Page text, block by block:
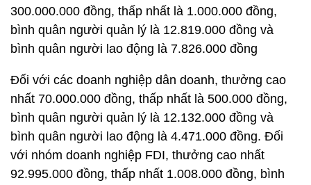
300.000.000 đồng, thấp nhất là 1.000.000 đồng,
bình quân người quản lý là 12.819.000 đồng và
bình quân người lao động là 7.826.000 đồng
Đối với các doanh nghiệp dân doanh, thưởng cao
nhất 70.000.000 đồng, thấp nhất là 500.000 đồng,
bình quân người quản lý là 12.132.000 đồng và
bình quân người lao động là 4.471.000 đồng. Đối
với nhóm doanh nghiệp FDI, thưởng cao nhất
92.995.000 đồng, thấp nhất 1.008.000 đồng, bình